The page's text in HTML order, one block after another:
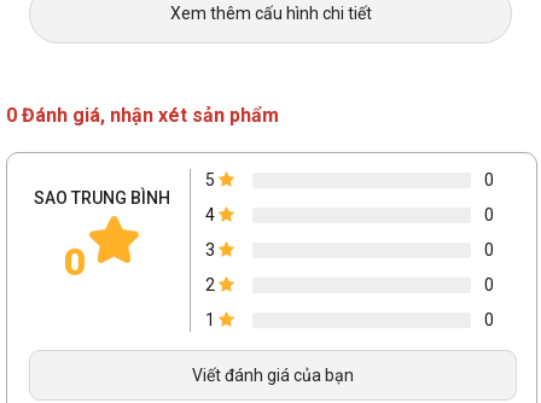
Xem thêm cấu hình chi tiết
0 Đánh giá, nhận xét sản phẩm
SAO TRUNG BÌNH
0
5
0
4
0
3
0
2
0
1
0
Viết đánh giá của bạn